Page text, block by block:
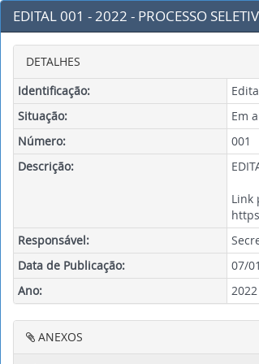
EDITAL 001 - 2022 - PROCESSO
DETALHES
Identificação:
Situação:
Em
Número:
001
Descrição:
Link
Responsável:
Data de Publicação:
07/
Ano:
2022
ANEXOS